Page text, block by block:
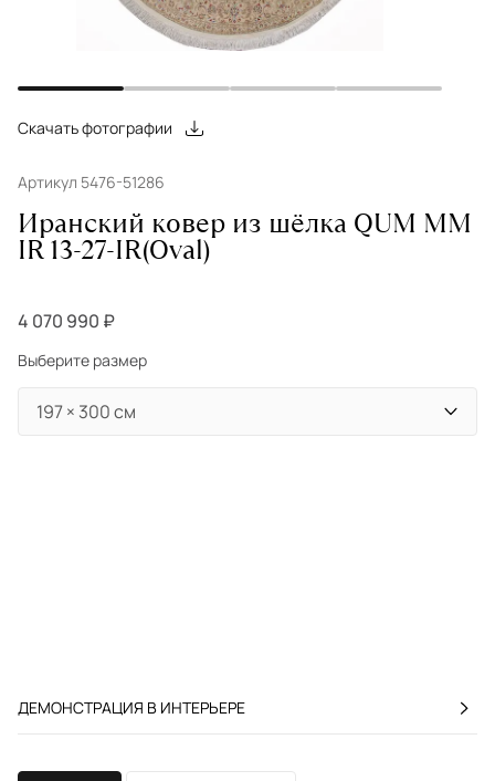
Скачать фотографии
Артикул 5476-51286
Иранский ковер из шёлка QUM MM
IR 13-27-IR(Oval)
4 070 990 ₽
Выберите размер
ДЕМОНСТРАЦИЯ В ИНТЕРЬЕРЕ